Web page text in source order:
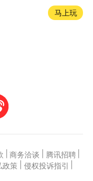
马上玩
商务洽谈 腾讯招聘
政策 侵权投诉指引